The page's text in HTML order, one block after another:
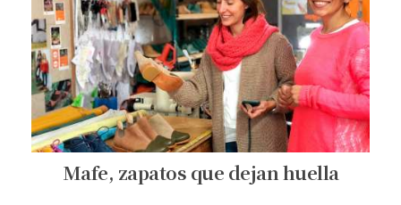
Mafe, zapatos que dejan huella